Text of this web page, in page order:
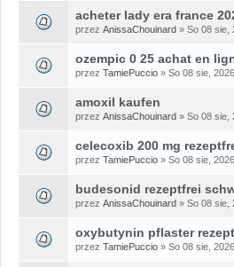
acheter lady era france
przez AnissaChouinard » So 08 sie,
ozempic 0 25 achat en
przez TamiePuccio » So 08 sie,
amoxil kaufen
przez AnissaChouinard » So 08 sie,
celecoxib 200 mg
przez TamiePuccio » So 08 sie,
budesonid rezeptfrei
przez AnissaChouinard » So 08 sie,
oxybutynin pflaster
przez TamiePuccio » So 08 sie,